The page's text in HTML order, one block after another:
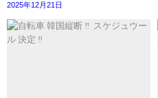
2025年12月21日